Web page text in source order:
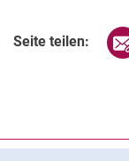
Seite teilen: